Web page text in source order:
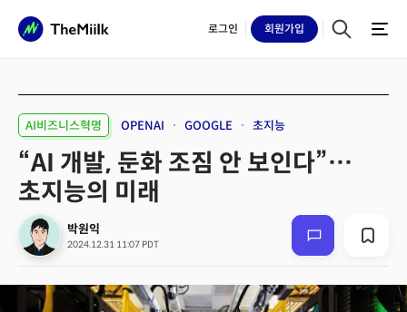
로그인 회원가입
AI비즈니스혁명 OPENAI GOOGLE 초지능
“AI 개발, 둔화 조짐 안 보인다”…
초지능의 미래
박원익
2024.12.31 11:07 PDT